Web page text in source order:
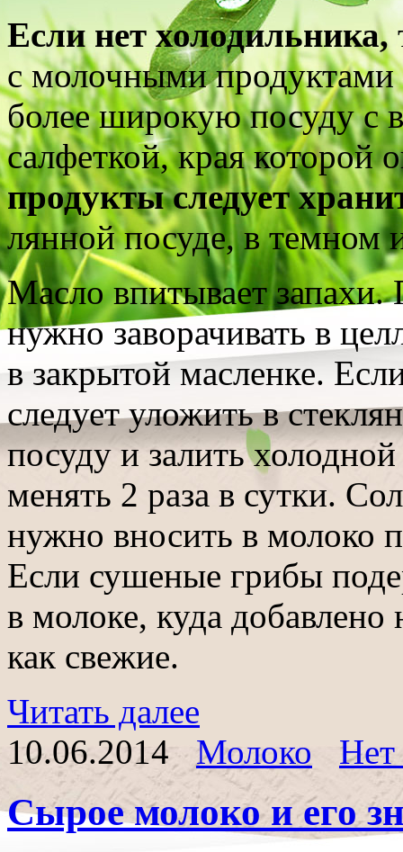
Если нет холодильника,
с молочными
более широкую посуду с
салфеткой, края которой
продукты следует
лянной посуде, в темном
Масло впитывает
нужно заворачивать в
в закрытой масленке.
следует уложить в
посуду и залить
менять 2 раза в сутки.
нужно вносить в молоко
Если сушеные грибы
в молоке, куда
как свежие.
Читать далее
10.06.2014
Молоко Нет
Сырое молоко и его